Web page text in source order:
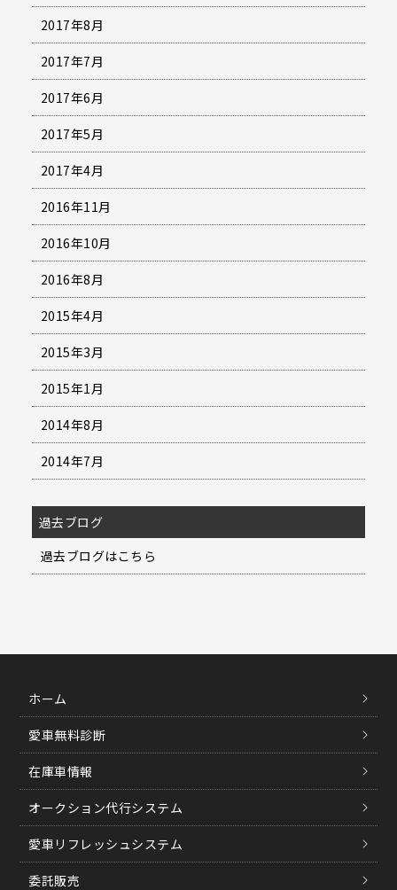
2017年8月
2017年7月
2017年6月
2017年5月
2017年4月
2016年11月
2016年10月
2016年8月
2015年4月
2015年3月
2015年1月
2014年8月
2014年7月
過去ブログ
過去ブログはこちら
ホーム
愛車無料診断
在庫車情報
オークション代行システム
愛車リフレッシュシステム
委託販売